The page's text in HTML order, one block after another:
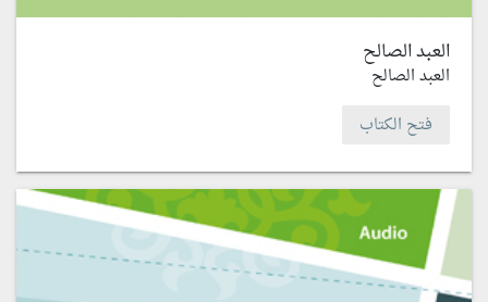
العبد الصالح
العبد الصالح
فتح الكتاب